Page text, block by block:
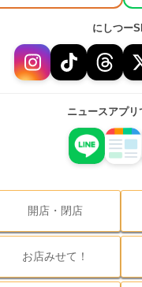
にしつー
ニュースアプリ
開店・閉店
お店みせて！